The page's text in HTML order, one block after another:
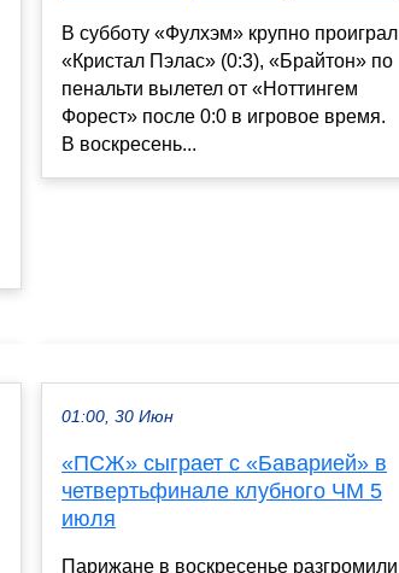
В субботу «Фулхэм» крупно проиграл
«Кристал Пэлас» (0:3), «Брайтон» по
пенальти вылетел от «Ноттингем
Форест» после 0:0 в игровое время.
В воскресень...
01:00, 30 Июн
«ПСЖ» сыграет с «Баварией» в
четвертьфинале клубного ЧМ 5
июля
Парижане в воскресенье разгромили